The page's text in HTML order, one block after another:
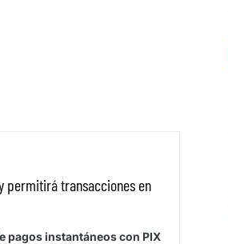
permitirá transacciones en
pagos instantáneos con PIX